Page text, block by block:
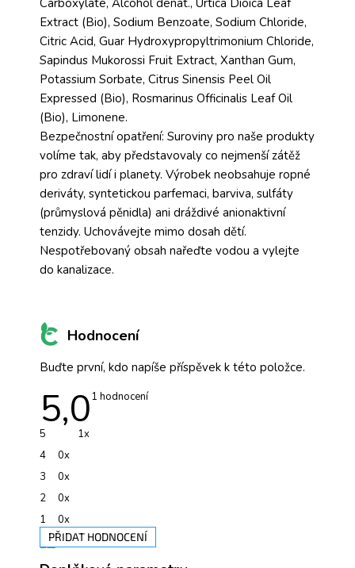
Extract (Bio), Sodium Benzoate, Sodium Chloride,
Citric Acid, Guar Hydroxypropyltrimonium Chloride,
Sapindus Mukorossi Fruit Extract, Xanthan Gum,
Potassium Sorbate, Citrus Sinensis Peel Oil
Expressed (Bio), Rosmarinus Officinalis Leaf Oil
(Bio), Limonene.
Bezpečnostní opatření: Suroviny pro naše produkty
volíme tak, aby představovaly co nejmenší zátěž
pro zdraví lidí i planety. Výrobek neobsahuje ropné
deriváty, syntetickou parfemaci, barviva, sulfáty
(průmyslová pěnidla) ani dráždivé anionaktivní
tenzidy. Uchovávejte mimo dosah dětí.
Nespotřebovaný obsah nařeďte vodou a vylejte
do kanalizace.
Hodnocení
Buďte první, kdo napíše příspěvek k této položce.
5,0Průměrné
1 hodnocení
5
1x
4
0x
3
0x
2
0x
1
0x
PŘIDAT HODNOCENÍ